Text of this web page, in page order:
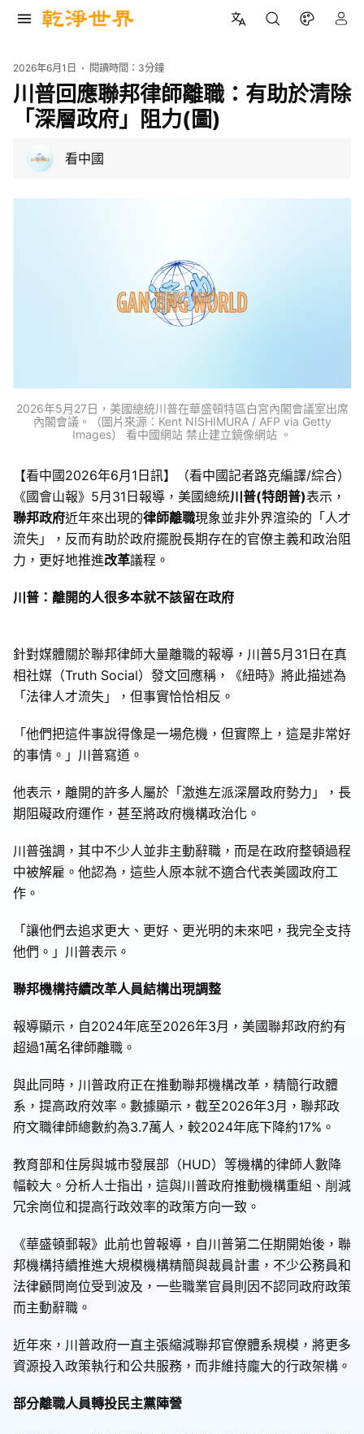
2026年6月1日 閱讀時間： 3分鐘
川普回應聯邦律師離職：有助於清除
「深層政府」阻力(圖)
看中國
2026年5月27日，美國總統川普在華盛頓特區白宮內閣會議室出席
內閣會議。（圖片來源：Kent NISHIMURA / AFP via Getty
Images） 看中國網站 禁止建立鏡像網站 。
【看中國2026年6月1日訊】（看中國記者路克編譯/綜合）
《國會山報》5月31日報導，美國總統川普(特朗普)表示，
聯邦政府近年來出現的律師離職現象並非外界渲染的「人才
流失」，反而有助於政府擺脫長期存在的官僚主義和政治阻
力，更好地推進改革議程。
川普：離開的人很多本就不該留在政府
針對媒體關於聯邦律師大量離職的報導，川普5月31日在真
相社媒（Truth Social）發文回應稱，《紐時》將此描述為
「法律人才流失」，但事實恰恰相反。
「他們把這件事說得像是一場危機，但實際上，這是非常好
的事情。」川普寫道。
他表示，離開的許多人屬於「激進左派深層政府勢力」，長
期阻礙政府運作，甚至將政府機構政治化。
川普強調，其中不少人並非主動辭職，而是在政府整頓過程
中被解雇。他認為，這些人原本就不適合代表美國政府工
作。
「讓他們去追求更大、更好、更光明的未來吧，我完全支持
他們。」川普表示。
聯邦機構持續改革人員結構出現調整
報導顯示，自2024年底至2026年3月，美國聯邦政府約有
超過1萬名律師離職。
與此同時，川普政府正在推動聯邦機構改革，精簡行政體
系，提高政府效率。數據顯示，截至2026年3月，聯邦政
府文職律師總數約為3.7萬人，較2024年底下降約17%。
教育部和住房與城市發展部（HUD）等機構的律師人數降
幅較大。分析人士指出，這與川普政府推動機構重組、削減
冗余崗位和提高行政效率的政策方向一致。
《華盛頓郵報》此前也曾報導，自川普第二任期開始後，聯
邦機構持續推進大規模機構精簡與裁員計畫，不少公務員和
法律顧問崗位受到波及，一些職業官員則因不認同政府政策
而主動辭職。
近年來，川普政府一直主張縮減聯邦官僚體系規模，將更多
資源投入政策執行和公共服務，而非維持龐大的行政架構。
部分離職人員轉投民主黨陣營